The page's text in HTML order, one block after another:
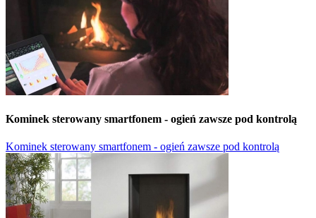
Kominek sterowany smartfonem - ogień zawsze pod kontrolą
Kominek sterowany smartfonem - ogień zawsze pod kontrolą